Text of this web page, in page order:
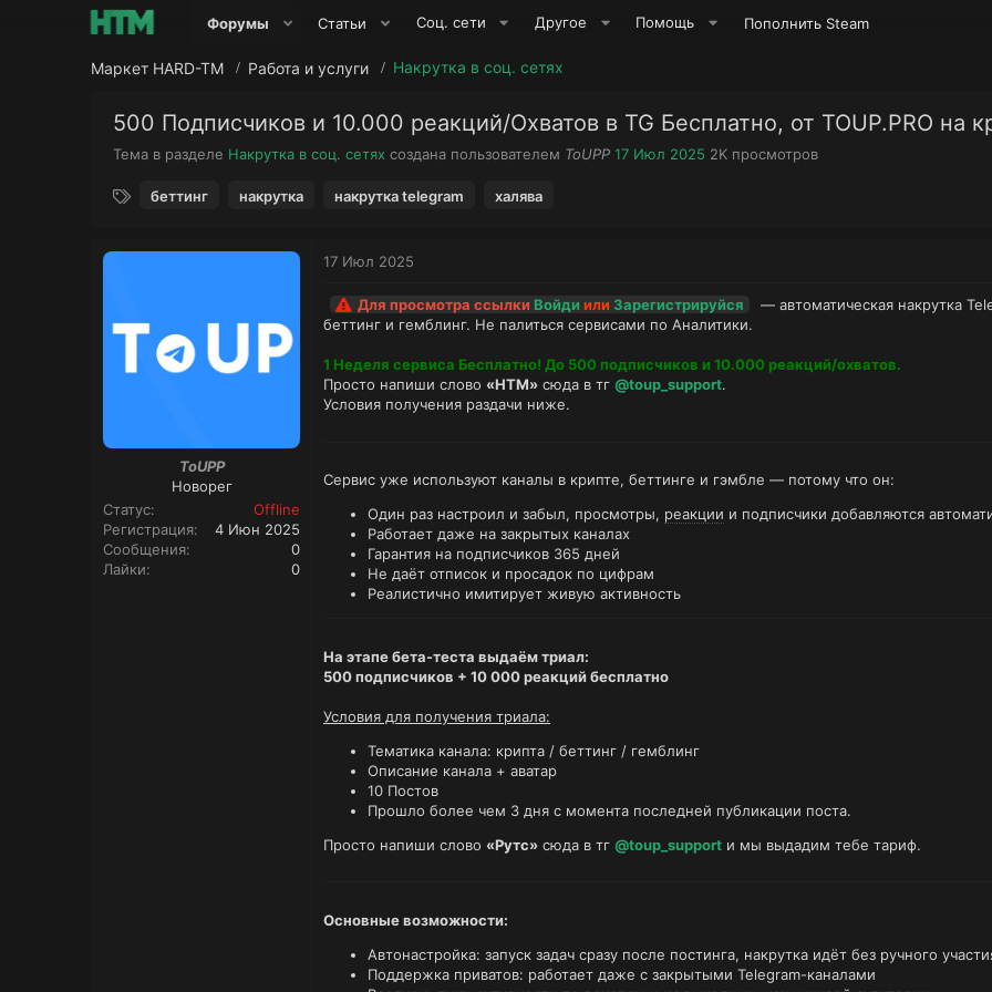
Форумы Статьи Соц. сети Другое Помощь Пополнить Steam
Маркет HARD-TM Работа и услуги Накрутка в соц. сетях
500 Подписчиков и 10.000 реакций/Охватов в TG Бесплатно, от TOUP.PRO на
Тема в разделе Накрутка в соц. сетях создана пользователем А
ы
ToUPP Д
л
а
17 Июл 2025 П
ы
2K просмотров
и
беттинг накрутка накрутка telegram халява
ToUPP
Новорег
Статус
Offline
Регистрация
4 Июн 2025
Сообщения
0
Лайки
0
17 Июл 2025
Для просмотра ссылки Войди или Зарегистрируйся
— автоматическая накрутка
беттинг и гемблинг. Не палиться сервисами по Аналитики.
1 Неделя сервиса Бесплатно! До 500 подписчиков и 10.000 реакций/охватов.
Просто напиши слово «HTM» сюда в тг @toup_support.
Условия получения раздачи ниже.
Сервис уже используют каналы в крипте, беттинге и гэмбле — потому что он:
Один раз настроил и забыл, просмотры, реакции и подписчики добавляются
Работает даже на закрытых каналах
Гарантия на подписчиков 365 дней
Не даёт отписок и просадок по цифрам
Реалистично имитирует живую активность
На этапе бета-теста выдаём триал:
500 подписчиков + 10 000 реакций бесплатно
Условия для получения триала:
Тематика канала: крипта / беттинг / гемблинг
Описание канала + аватар
10 Постов
Прошло более чем 3 дня с момента последней публикации поста.
Просто напиши слово «Рутс» сюда в тг @toup_support и мы выдадим тебе тариф.
Основные возможности:
Автонастройка: запуск задач сразу после постинга, накрутка идёт без ручного
Поддержка приватов: работает даже с закрытыми Telegram-каналами